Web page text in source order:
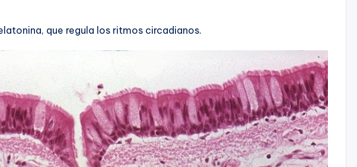
que regula los ritmos circadianos.